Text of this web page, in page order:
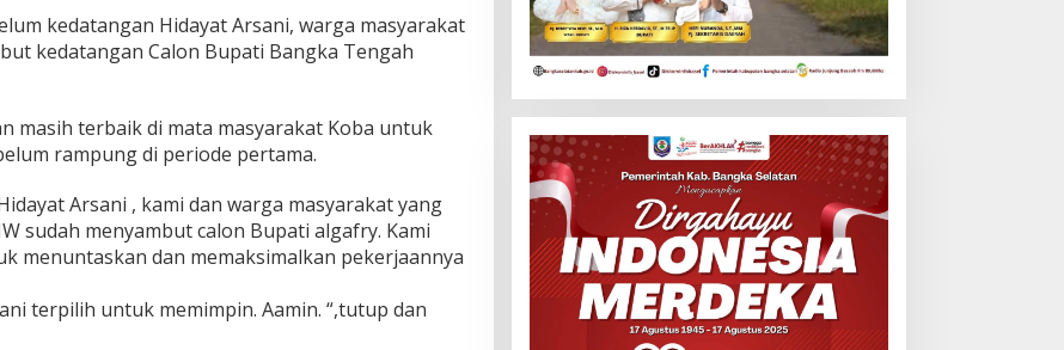
kedatangan Hidayat Arsani, warga masyarakat
kedatangan Calon Bupati Bangka Tengah
masih terbaik di mata masyarakat Koba untuk
rampung di periode pertama.
Arsani , kami dan warga masyarakat yang
sudah menyambut calon Bupati algafry. Kami
menuntaskan dan memaksimalkan pekerjaannya
terpilih untuk memimpin. Aamin. “,tutup dan